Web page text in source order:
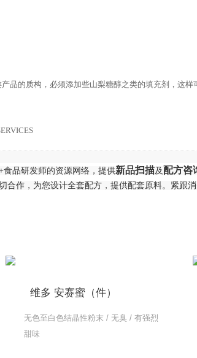
品的质构，必须添加些山梨糖醇之类的填充剂，这
食品研发师的资源网络，提供新品扫描及配方咨
作，为您设计全套配方，提供配套原料。紧跟
维多 安赛蜜（件）
无色至白色结晶性粉末 / 无臭 / 有强烈
甜味